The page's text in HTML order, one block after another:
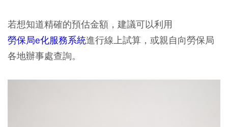
若想知道精確的預估金額，建議可以利用
勞保局e化服務系統進行線上試算，或親自向勞保局
各地辦事處查詢。